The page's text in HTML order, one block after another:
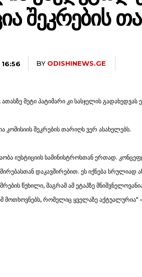
ᲨᲔᲙᲠᲔᲑᲘᲡ
BY ODISHINEWS.GE
მეტი პატიმარი კი სასჯელის
შეკრების თარიღს ვერ ასახელებს.
იუსტიციის სამინისტროსთან ერთად.
დაკავშირებით. ეს იქნება სრულიად
წუხილი, მაგრამ ამ ეტაპზე
მოთხოვნებს, რომელიც ყველაზე აქტუალურია"